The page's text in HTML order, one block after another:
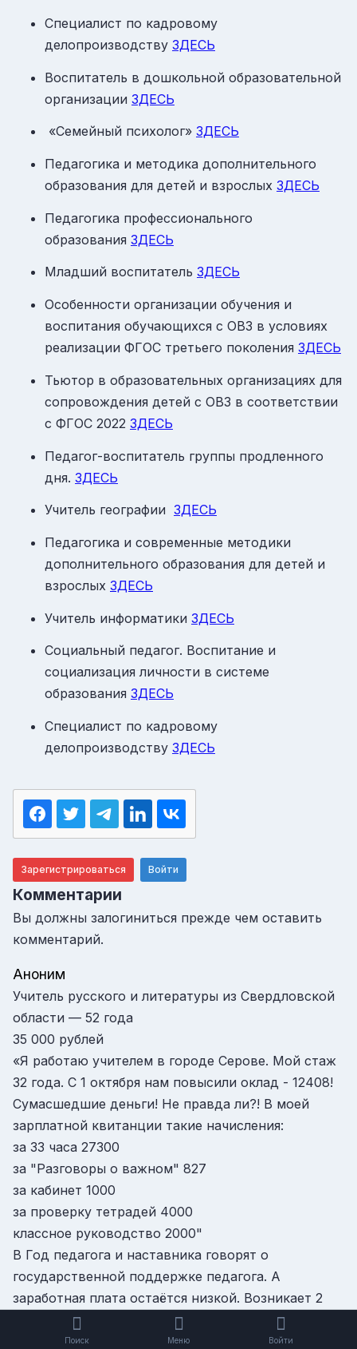
Специалист по кадровому
делопроизводству ЗДЕСЬ
Воспитатель в дошкольной образовательной
организации ЗДЕСЬ
«Семейный психолог» ЗДЕСЬ
Педагогика и методика дополнительного
образования для детей и взрослых ЗДЕСЬ
Педагогика профессионального
образования ЗДЕСЬ
Младший воспитатель ЗДЕСЬ
Особенности организации обучения и
воспитания обучающихся с ОВЗ в условиях
реализации ФГОС третьего поколения ЗДЕСЬ
Тьютор в образовательных организациях для
сопровождения детей с ОВЗ в соответствии
с ФГОС 2022 ЗДЕСЬ
Педагог-воспитатель группы продленного
дня. ЗДЕСЬ
Учитель географии ЗДЕСЬ
Педагогика и современные методики
дополнительного образования для детей и
взрослых ЗДЕСЬ
Учитель информатики ЗДЕСЬ
Социальный педагог. Воспитание и
социализация личности в системе
образования ЗДЕСЬ
Специалист по кадровому
делопроизводству ЗДЕСЬ
Зарегистрироваться Войти
Комментарии
Вы должны залогиниться прежде чем оставить
комментарий.
Аноним
Учитель русского и литературы из Cвердловской
области — 52 года
35 000 рублей
«Я работаю учителем в городе Серове. Мой стаж
32 года. С 1 октября нам повысили оклад - 12408!
Сумасшедшие деньги! Не правда ли?! В моей
зарплатной квитанции такие начисления:
за 33 часа 27300
за "Разговоры о важном" 827
за кабинет 1000
за проверку тетрадей 4000
классное руководство 2000"
В Год педагога и наставника говорят о
государственной поддержке педагога. А
заработная плата остаётся низкой. Возникает 2
вопроса: "Почему такая разница в окладе учителя
в Москве, Санкт-Петербург и на Урале?", "Почему
Поиск Меню Войти